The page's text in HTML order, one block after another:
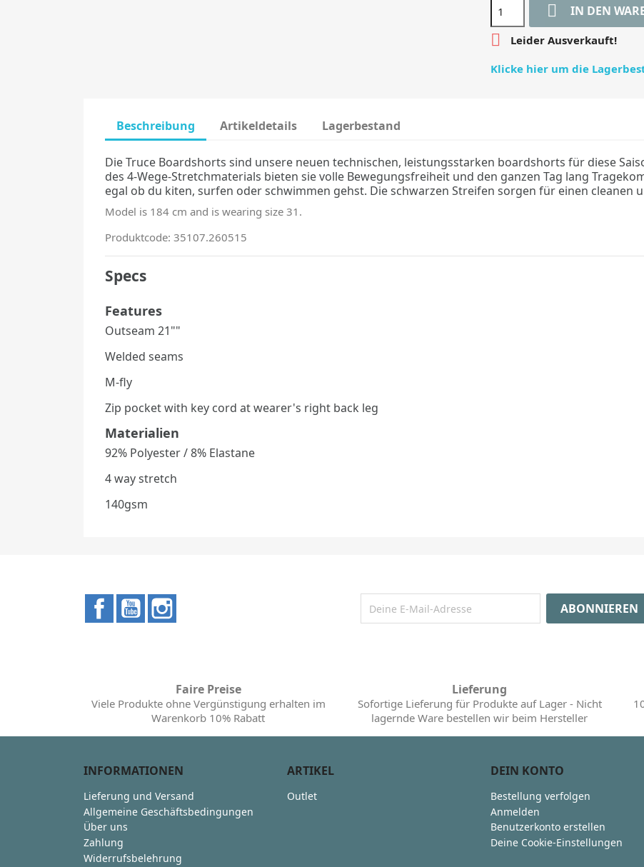
 IN DEN

Leider Ausverkauft!
Klicke hier um die
Beschreibung Artikeldetails Lagerbestand
Die Truce Boardshorts sind unsere neuen technischen, leistungsstarken boardshorts für diese
des 4-Wege-Stretchmaterials bieten sie volle Bewegungsfreiheit und den ganzen Tag lang
egal ob du kiten, surfen oder schwimmen gehst. Die schwarzen Streifen sorgen für einen cleanen
Model is 184 cm and is wearing size 31.
Produktcode: 35107.260515
Specs
Features
Outseam 21""
Welded seams
M-fly
Zip pocket with key cord at wearer's right back leg
Materialien
92% Polyester / 8% Elastane
4 way stretch
140gsm
FacebookYouTube
Faire Preise
Viele Produkte ohne Vergünstigung erhalten im
Warenkorb 10% Rabatt
Lieferung
Sofortige Lieferung für Produkte auf Lager - Nicht
lagernde Ware bestellen wir beim Hersteller
INFORMATIONEN
Lieferung und Versand
Allgemeine Geschäftsbedingungen
Über uns
Zahlung
Widerrufsbelehrung
ARTIKEL
Outlet
DEIN KONTO
Bestellung verfolgen
Anmelden
Benutzerkonto erstellen
Deine Cookie-Einstellungen